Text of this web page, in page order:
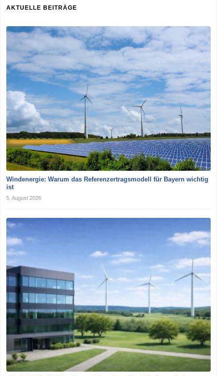
AKTUELLE BEITRÄGE
Windenergie: Warum das Referenzertragsmodell für Bayern wichtig
ist
5. August 2026